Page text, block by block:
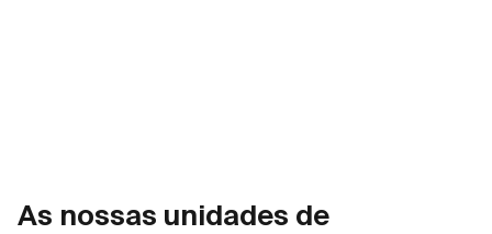
As nossas unidades de